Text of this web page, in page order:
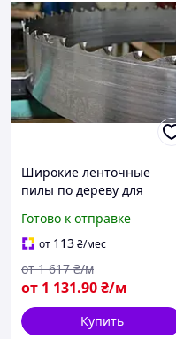
Широкие ленточные
пилы по дереву для
пилорам Rontgen
(Германия) 130*1,2*35
Готово к отправке
от 113₴/мес
от 1 131.90₴/м
от 1 617 ₴/м
Купить